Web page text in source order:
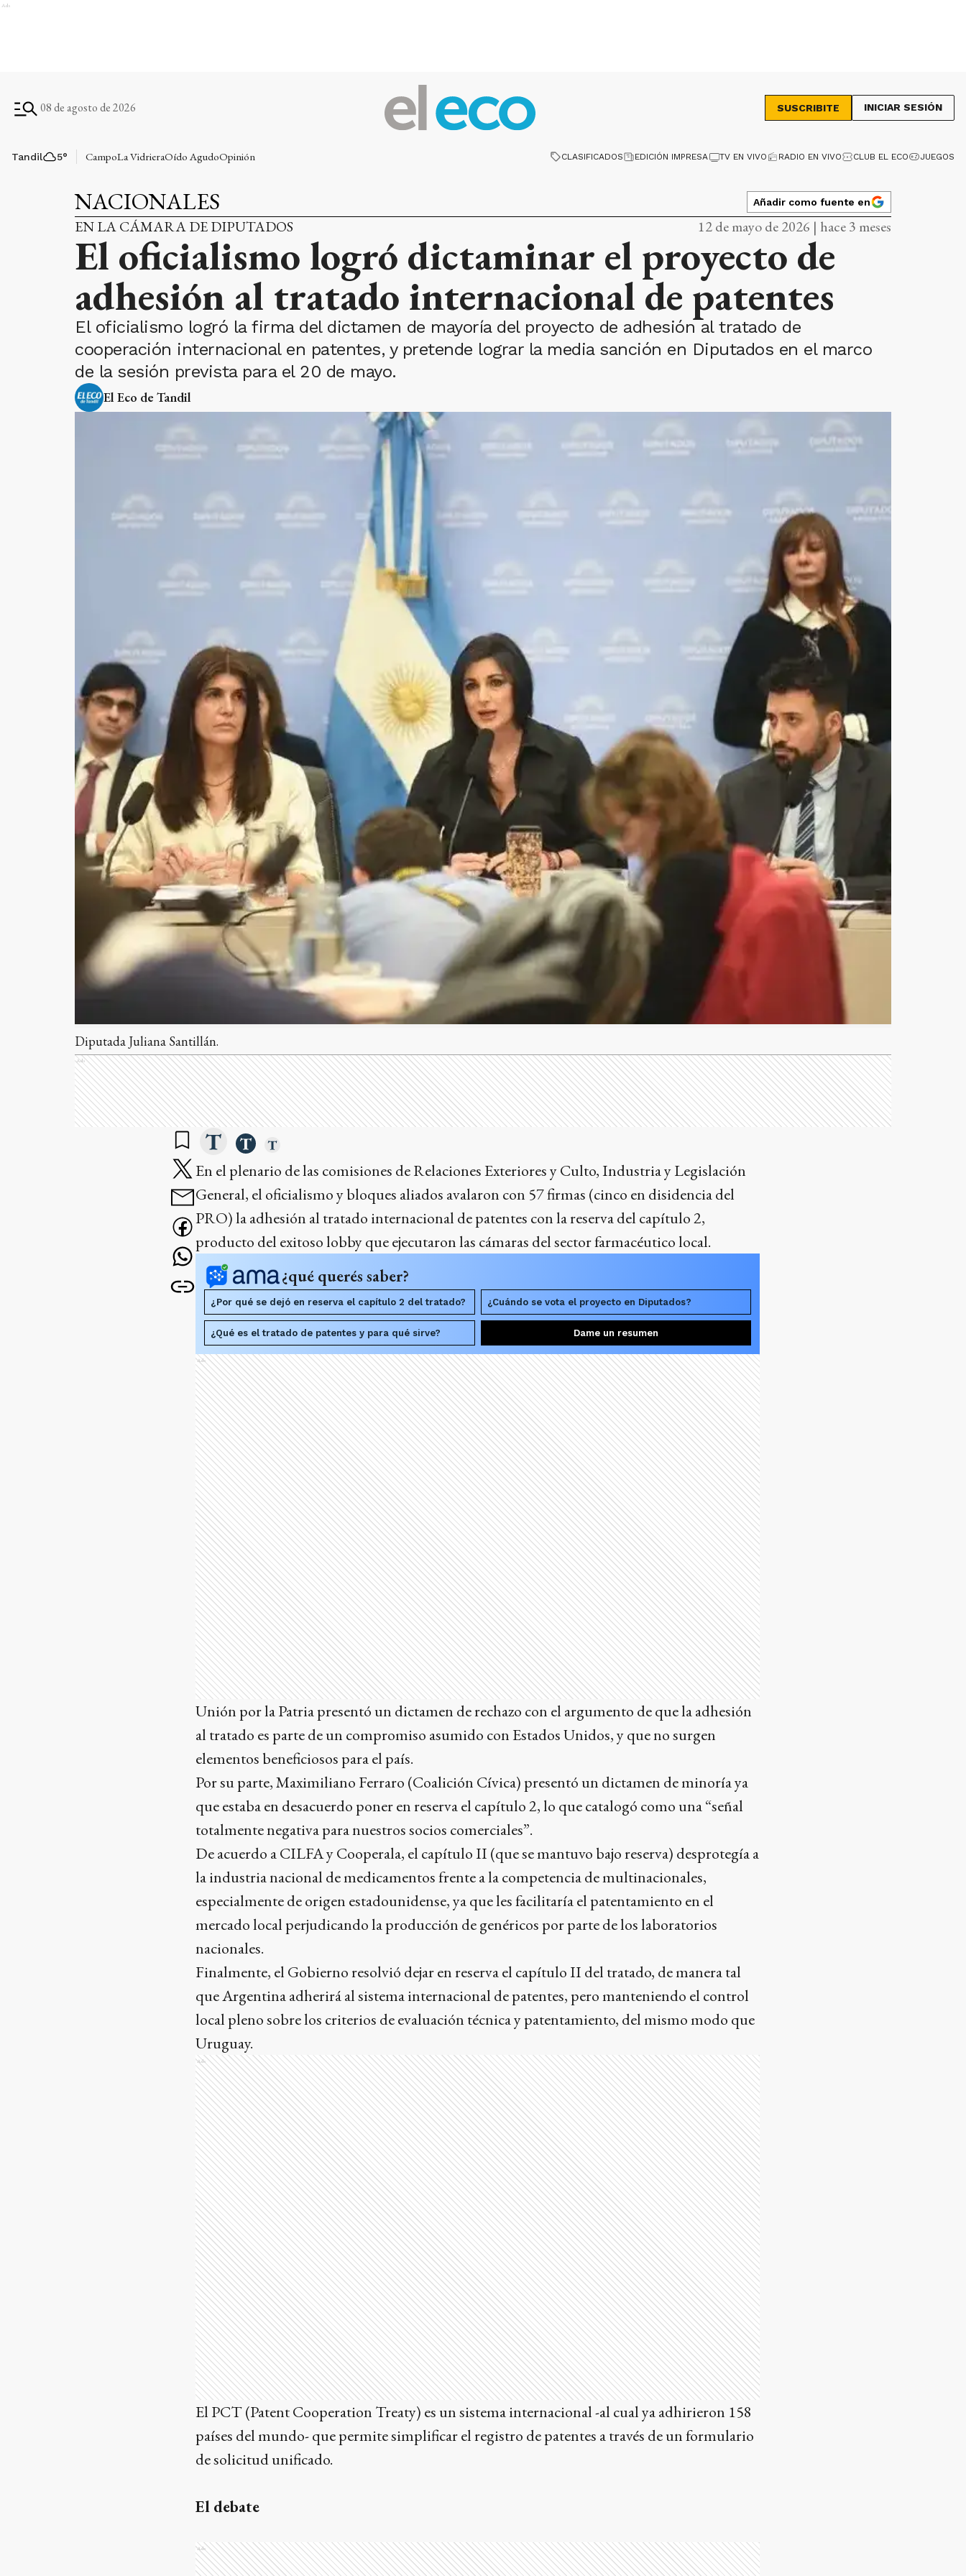
Ads
08 de agosto de 2026 SUSCRIBITE INICIAR SESIÓN
Tandil 5° CampoLa VidrieraOído AgudoOpinión CLASIFICADOS EDICIÓN IMPRESA TV EN VIVO RADIO EN VIVO CLUB EL ECO JUEGOS
NACIONALES Añadir como fuente en
EN LA CÁMARA DE DIPUTADOS 12 de mayo de 2026 | hace 3 meses
El oficialismo logró dictaminar el proyecto de
adhesión al tratado internacional de patentes
El oficialismo logró la firma del dictamen de mayoría del proyecto de adhesión al tratado de
cooperación internacional en patentes, y pretende lograr la media sanción en Diputados en el marco
de la sesión prevista para el 20 de mayo.
El Eco de Tandil
Diputada Juliana Santillán.
Ads
En el plenario de las comisiones de Relaciones Exteriores y Culto, Industria y Legislación
General, el oficialismo y bloques aliados avalaron con 57 firmas (cinco en disidencia del
PRO) la adhesión al tratado internacional de patentes con la reserva del capítulo 2,
producto del exitoso lobby que ejecutaron las cámaras del sector farmacéutico local.
¿qué querés saber?
¿Por qué se dejó en reserva el capítulo 2 del tratado? ¿Cuándo se vota el proyecto en Diputados?
¿Qué es el tratado de patentes y para qué sirve? Dame un resumen
Ads
Unión por la Patria presentó un dictamen de rechazo con el argumento de que la adhesión
al tratado es parte de un compromiso asumido con Estados Unidos, y que no surgen
elementos beneficiosos para el país.
Por su parte, Maximiliano Ferraro (Coalición Cívica) presentó un dictamen de minoría ya
que estaba en desacuerdo poner en reserva el capítulo 2, lo que catalogó como una “señal
totalmente negativa para nuestros socios comerciales”.
De acuerdo a CILFA y Cooperala, el capítulo II (que se mantuvo bajo reserva) desprotegía a
la industria nacional de medicamentos frente a la competencia de multinacionales,
especialmente de origen estadounidense, ya que les facilitaría el patentamiento en el
mercado local perjudicando la producción de genéricos por parte de los laboratorios
nacionales.
Finalmente, el Gobierno resolvió dejar en reserva el capítulo II del tratado, de manera tal
que Argentina adherirá al sistema internacional de patentes, pero manteniendo el control
local pleno sobre los criterios de evaluación técnica y patentamiento, del mismo modo que
Uruguay.
Ads
El PCT (Patent Cooperation Treaty) es un sistema internacional -al cual ya adhirieron 158
países del mundo- que permite simplificar el registro de patentes a través de un formulario
de solicitud unificado.
El debate
Ads